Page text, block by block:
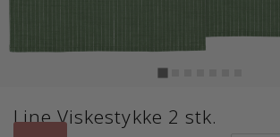
Line Viskestykke 2 stk.